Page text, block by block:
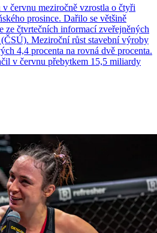
červnu meziročně vzrostla o čtyři
prosince. Dařilo se většině
ze čtvrtečních informací zveřejněných
Meziroční růst stavební výroby
4,4 procenta na rovná dvě procenta.
v červnu přebytkem 15,5 miliardy